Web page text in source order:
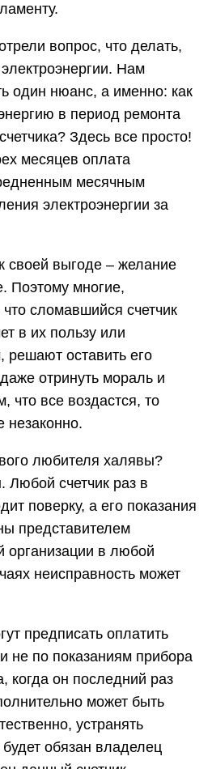
вопрос, что делать,
Нам
один нюанс, а именно: как
в период ремонта
Здесь все просто!
месяцев оплата
месячным
электроэнергии за
своей выгоде – желание
Поэтому многие,
сломавшийся счетчик
в их пользу или
решают оставить его
отринуть мораль и
что все воздастся, то
незаконно.
любителя халявы?
счетчик раз в
поверку, а его показания
представителем
организации в любой
неисправность может
предписать оплатить
не по показаниям прибора
когда он последний раз
может быть
устранять
обязан владелец